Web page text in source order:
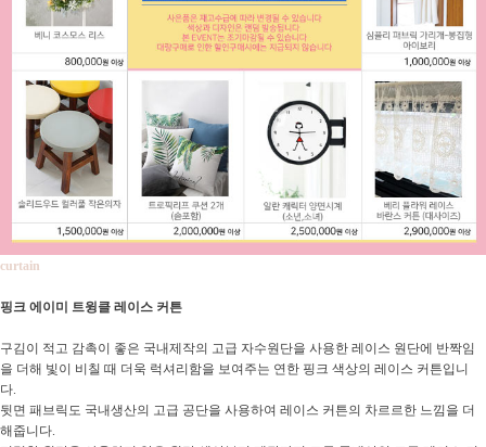
curtain
핑크 에이미 트윙클 레이스 커튼
구김이 적고 감촉이 좋은 국내제작의 고급 자수원단을 사용한 레이스 원단에 반짝임
을 더해 빛이 비칠 때 더욱 럭셔리함을 보여주는 연한 핑크 색상의 레이스 커튼입니
다.
뒷면 패브릭도 국내생산의 고급 공단을 사용하여 레이스 커튼의 차르르한 느낌을 더
해줍니다.